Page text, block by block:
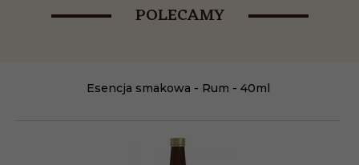
POLECAMY
Esencja smakowa - Rum - 40ml